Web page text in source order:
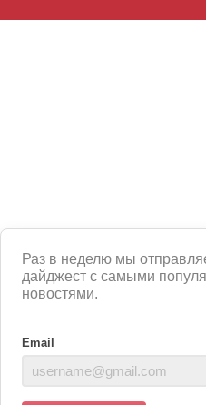
Раз в неделю мы
дайджест с самыми
новостями.
Email
Сайт использует сервис